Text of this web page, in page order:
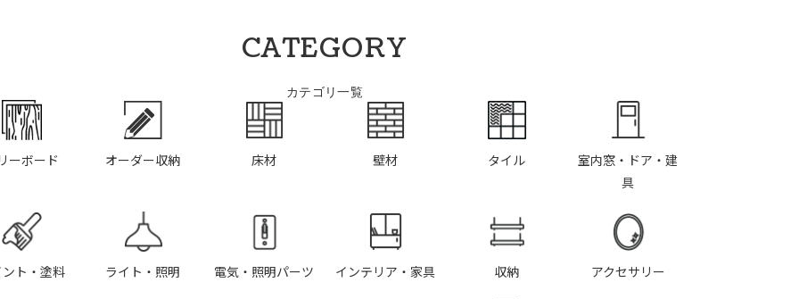
CATEGORY
カテゴリ一覧
ーボード オーダー収納 床材 壁材 タイル
室内窓・ドア・建
具
ト・塗料 ライト・照明 電気・照明パーツ インテリア・家具 収納 アクセサリー